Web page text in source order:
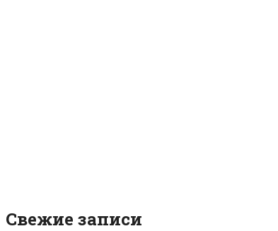
Свежие записи